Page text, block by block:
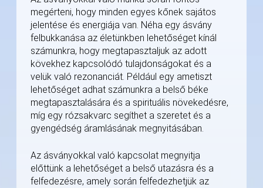
megérteni, hogy minden egyes kőnek sajátos
jelentése és energiája van. Néha egy ásvány
felbukkanása az életünkben lehetőséget kínál
számunkra, hogy megtapasztaljuk az adott
kövekhez kapcsolódó tulajdonságokat és a
velük való rezonanciát. Például egy ametiszt
lehetőséget adhat számunkra a belső béke
megtapasztalására és a spirituális növekedésre,
míg egy rózsakvarc segíthet a szeretet és a
gyengédség áramlásának megnyitásában.
Az ásványokkal való kapcsolat megnyitja
előttünk a lehetőséget a belső utazásra és a
felfedezésre, amely során felfedezhetjük az